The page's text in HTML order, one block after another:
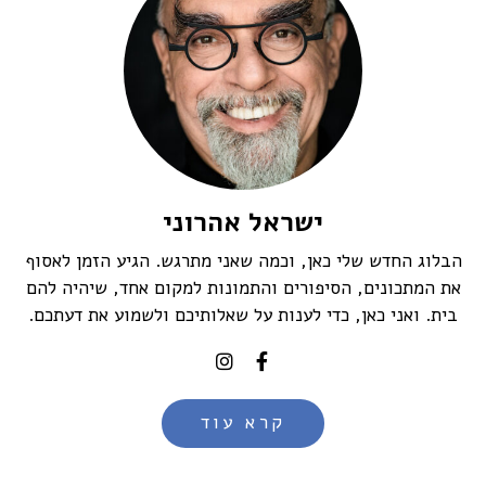
ישראל אהרוני
הבלוג החדש שלי כאן, וכמה שאני מתרגש. הגיע הזמן לאסוף
את המתכונים, הסיפורים והתמונות למקום אחד, שיהיה להם
בית. ואני כאן, כדי לענות על שאלותיכם ולשמוע את דעתכם.
קרא עוד